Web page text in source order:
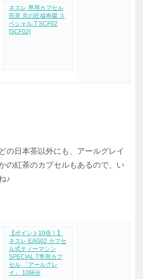
ネスレ 専用カプセル
煎茶 京の匠福寿園 ス
ペシャル.T SCF02
[SCF02]
の日本茶以外にも、アールグレイ
の紅茶のカプセルもあるので、い
♪
【ポイント10倍！】
ネスレ EAG02 カプセ
ル式ティーマシン
SPECIAL.T専用カプ
セル 「アールグレ
イ」 10杯分